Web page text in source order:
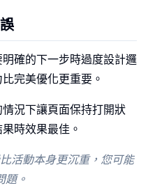
確的下一步時過度設計邏
完美優化更重要。
況下讓頁面保持打開狀
時效果最佳。
活動本身更沉重，您可能
題。